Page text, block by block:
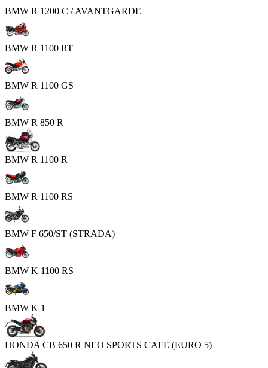
BMW R 1200 C / AVANTGARDE
BMW R 1100 RT
BMW R 1100 GS
BMW R 850 R
BMW R 1100 R
BMW R 1100 RS
BMW F 650/ST (STRADA)
BMW K 1100 RS
BMW K 1
HONDA CB 650 R NEO SPORTS CAFE (EURO 5)